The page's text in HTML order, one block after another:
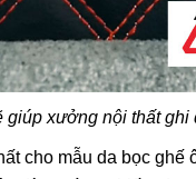
giúp xưởng nội thất ghi
cho mẫu da bọc ghế
Giá Vải Giả Da Bọc
Tốt Nhất 2019
2019
– Khí Chất Và
Cấp